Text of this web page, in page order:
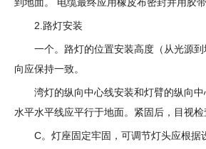
2.路灯安装
一个。路灯的位置安装高度（从光源
向应保持一致。
湾灯的纵向中心线安装和灯臂的纵向
水平水平线应平行于地面。紧固后，目视检
C。灯座固定牢固，可调节灯头应根据